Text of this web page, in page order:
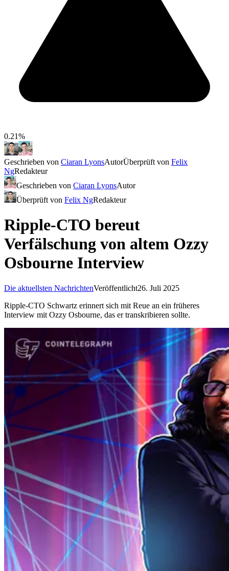
0.21%
Geschrieben von Ciaran LyonsAutorÜberprüft von Felix
NgRedakteur
Geschrieben von Ciaran LyonsAutor
Überprüft von Felix NgRedakteur
Ripple-CTO bereut
Verfälschung von altem Ozzy
Osbourne Interview
Die aktuellsten NachrichtenVeröffentlicht26. Juli 2025
Ripple-CTO Schwartz erinnert sich mit Reue an ein früheres
Interview mit Ozzy Osbourne, das er transkribieren sollte.